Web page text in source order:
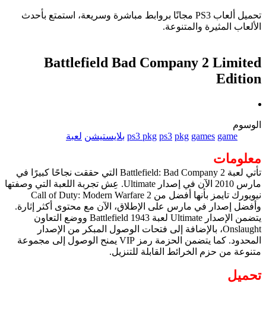
تحميل ألعاب PS3 مجانًا بروابط مباشرة وسريعة، استمتع بأحدث
الألعاب المثيرة والمتنوعة.
Battlefield Bad Company 2 Limited
Edition
الوسوم
game
games
pkg
ps3
ps3 pkg بلايستيشن لعبة
معلومات
تأتي لعبة Battlefield: Bad Company 2 التي حققت نجاحًا كبيرًا في
مارس 2010 الآن في إصدار Ultimate. عِش تجربة اللعبة التي وصفتها
نيويورك تايمز بأنها أفضل من Call of Duty: Modern Warfare 2
وأفضل إصدار في مارس على الإطلاق، الآن مع محتوى أكثر إثارة.
يتضمن الإصدار Ultimate لعبة Battlefield 1943 ووضع التعاون
Onslaught، بالإضافة إلى فتحات الوصول المبكر من الإصدار
المحدود. كما يتضمن الحزمة رمز VIP يمنح الوصول إلى مجموعة
متنوعة من حزم الخرائط القابلة للتنزيل.
تحميل